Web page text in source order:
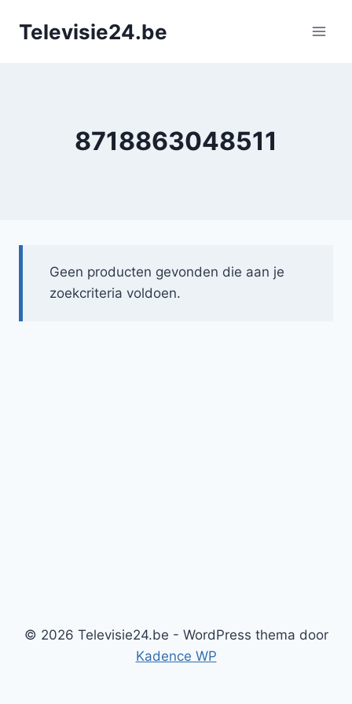
naarTelevisie24.be
8718863048511
Geen producten gevonden die aan je
zoekcriteria voldoen.
© 2026 Televisie24.be - WordPress thema door
Kadence WP